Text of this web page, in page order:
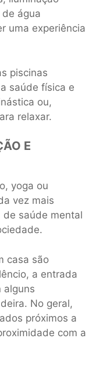
água
uma experiência
piscinas
saúde física e
ou,
relaxar.
E
yoga ou
vez mais
de saúde mental
casa são
a entrada
alguns
No geral,
próximos a
com a